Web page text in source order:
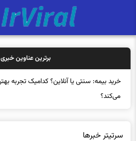
برترین عناوین خبری
خرید بیمه: